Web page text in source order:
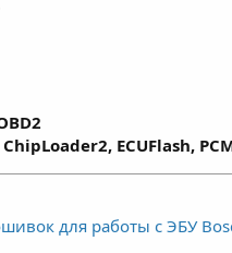
ECUFlash,
для работы с ЭБУ